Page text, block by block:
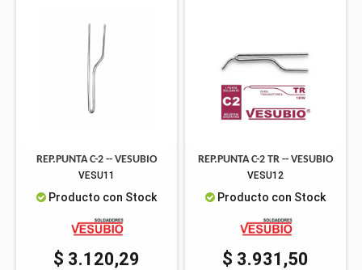
REP.PUNTA C-2 -- VESUBIO
VESU11
Producto con Stock
$ 3.120,29
REP.PUNTA C-2 TR -- VESUBIO
VESU12
Producto con Stock
$ 3.931,50